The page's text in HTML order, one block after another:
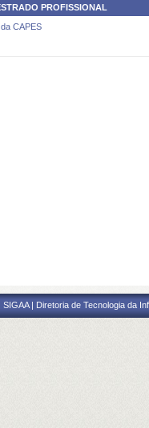
PROFISSIONAL
CAPES
SIGAA | Diretoria de Tecnologia da